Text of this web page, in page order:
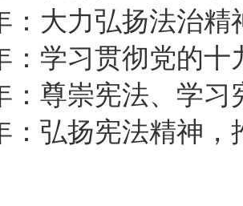
：大力弘扬法治
：学习贯彻党的
：尊崇宪法、学
：弘扬宪法精神